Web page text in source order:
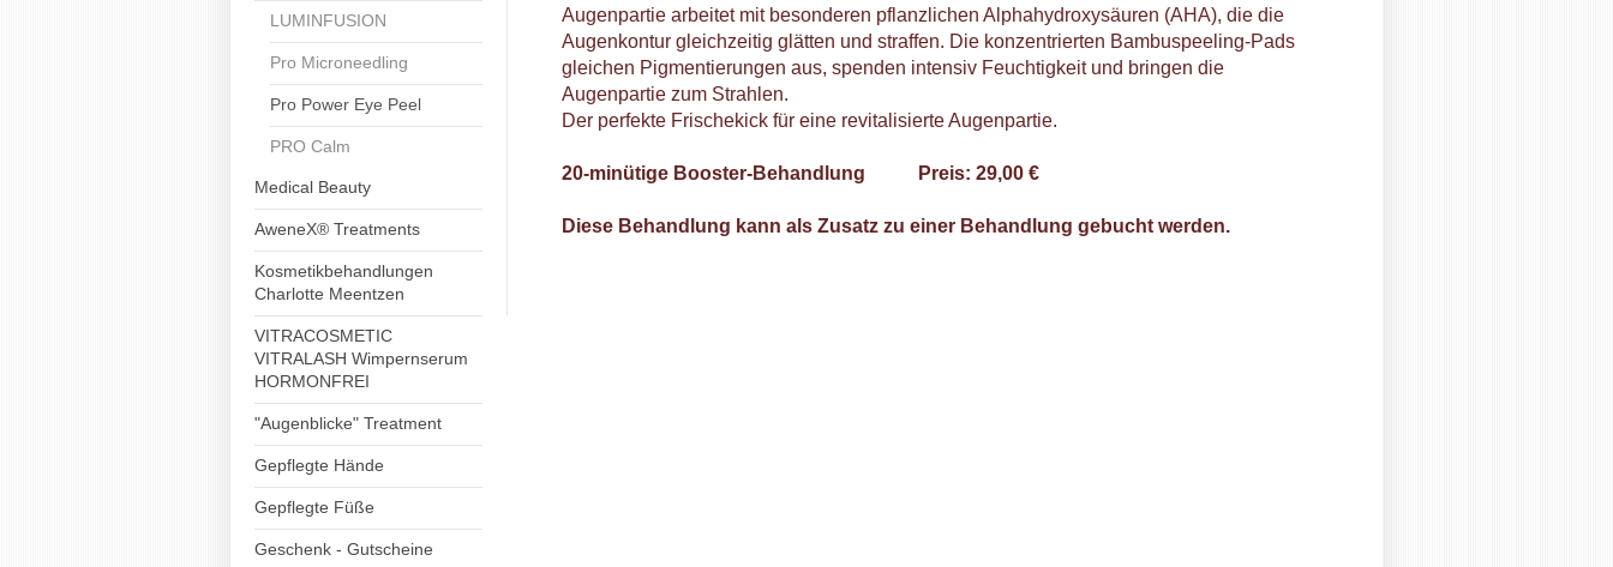
LUMINFUSION
Pro Microneedling
Pro Power Eye Peel
PRO Calm
Medical Beauty
AweneX® Treatments
Kosmetikbehandlungen
Charlotte Meentzen
VITRACOSMETIC
VITRALASH Wimpernserum
HORMONFREI
"Augenblicke" Treatment
Gepflegte Hände
Gepflegte Füße
Geschenk - Gutscheine
Augenpartie arbeitet mit besonderen pflanzlichen Alphahydroxysäuren (AHA), die die
Augenkontur gleichzeitig glätten und straffen. Die konzentrierten Bambuspeeling-Pads
gleichen Pigmentierungen aus, spenden intensiv Feuchtigkeit und bringen die
Augenpartie zum Strahlen.
Der perfekte Frischekick für eine revitalisierte Augenpartie.
20-minütige Booster-Behandlung Preis: 29,00 €
Diese Behandlung kann als Zusatz zu einer Behandlung gebucht werden.